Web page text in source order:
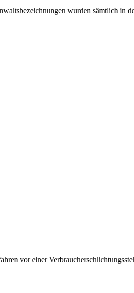
wurden sämtlich in
vor einer